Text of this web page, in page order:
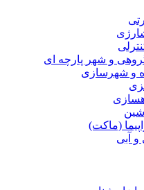
و شهر پارچه ای
و شهرسازی
(ماکت)
آبی